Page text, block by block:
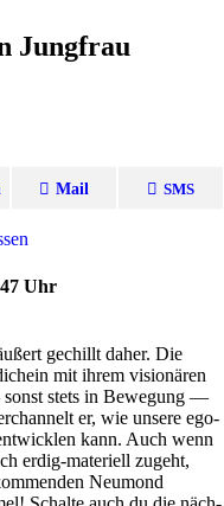
Jungfrau
Mail SMS
Uhr
gechillt daher. Die
mit ihrem visio­nären
stets in Bewe­gung —
er, wie unsere ego-
kann. Auch wenn
erdig-mate­riell zugeht,
Neu­mond